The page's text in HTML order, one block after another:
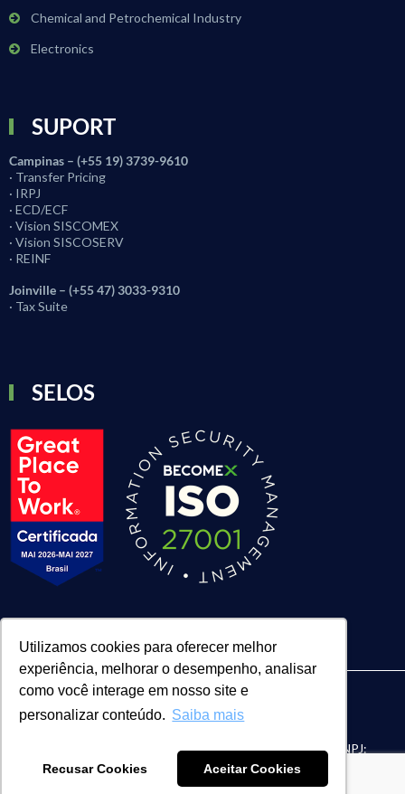
Utilizamos cookies para oferecer melhor
experiência, melhorar o desempenho, analisar
como você interage em nosso site e
personalizar conteúdo. Saiba mais
Recusar Cookies Aceitar Cookies
Chemical and Petrochemical Industry
Electronics
SUPORT
Campinas – (+55 19) 3739-9610
· Transfer Pricing
· IRPJ
· ECD/ECF
· Vision SISCOMEX
· Vision SISCOSERV
· REINF
Joinville – (+55 47) 3033-9310
· Tax Suite
SELOS
| BECOMEX CONSULTORIA LTDA. | CNPJ:
04.055.601/0002-33